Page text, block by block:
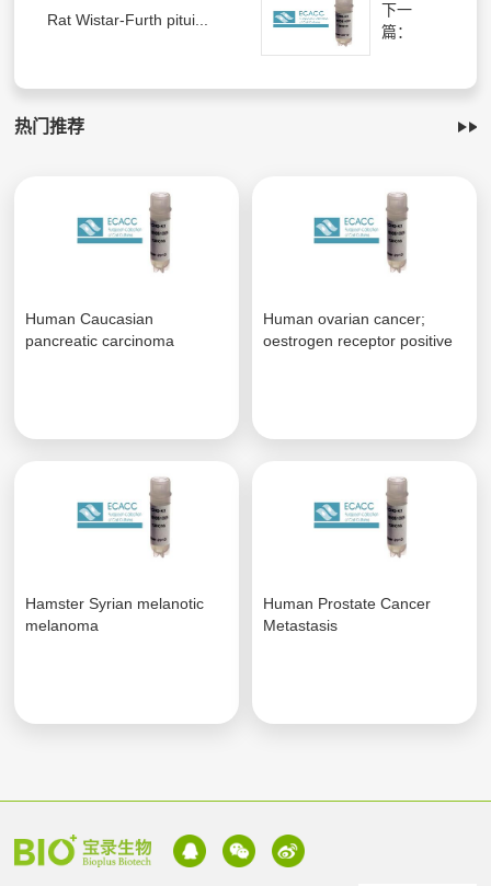
Rat Wistar-Furth pitui...
下一
篇：
热门推荐
Human Caucasian
pancreatic carcinoma
Human ovarian cancer;
oestrogen receptor positive
Hamster Syrian melanotic
melanoma
Human Prostate Cancer
Metastasis